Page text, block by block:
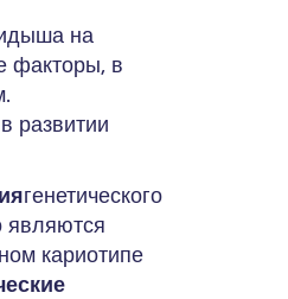
на
факторы, в
развитии
генетического
являются
кариотипе